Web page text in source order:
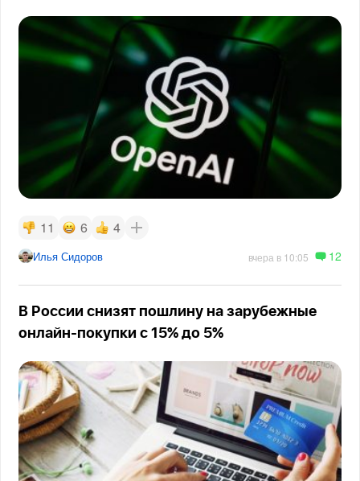
11 6 4
Илья Сидоров вчера в 10:05 12
В России снизят пошлину на зарубежные
онлайн-покупки с 15% до 5%